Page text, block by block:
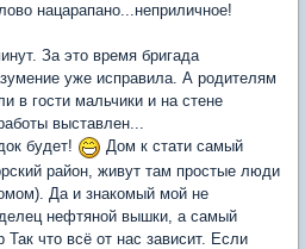
нацарапано...неприличное!
За это время бригада
уже исправила. А родителям
в гости мальчики и на стене
выставлен...
будет!
Дом к стати самый
район, живут там простые люди
Да и знакомый мой не
нефтяной вышки, а самый
что всё от нас зависит. Если